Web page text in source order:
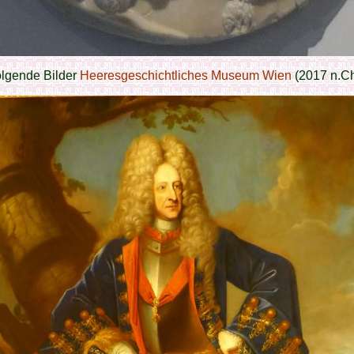
BilderHeeresgeschichtliches Museum Wien(2017